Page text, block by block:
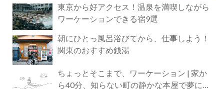
東京から好アクセス！温泉を満喫しながら
ワーケーションできる宿9選
朝にひとっ風呂浴びてから、仕事しよう！
関東のおすすめ銭湯
ちょっとそこまで、ワーケーション | 家か
ら40分、知らない町の静かな本屋で夢に近